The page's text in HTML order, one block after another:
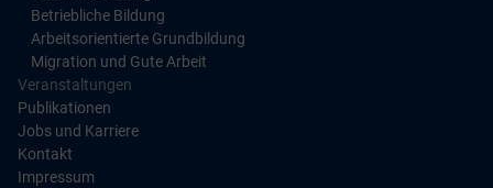
Betriebliche Bildung
Arbeitsorientierte Grundbildung
Migration und Gute Arbeit
Veranstaltungen
Publikationen
Jobs und Karriere
Kontakt
Impressum